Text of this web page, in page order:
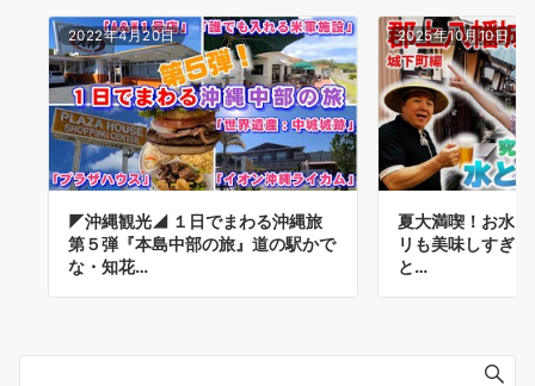
2022年4月20日
◤沖縄観光◢ １日でまわる沖縄旅
第５弾『本島中部の旅』道の駅かで
な・知花…
2025年10月10日
夏大満喫！お水
リも美味しすぎ
と…